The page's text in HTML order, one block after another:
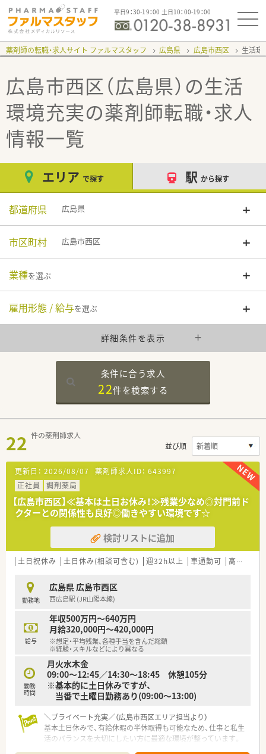
平日9：30-19：00 土日10：00-19：00
薬剤師の転職・求人サイト ファルマスタッフ 広島県 広島市西区 生活
広島市西区（広島県）の生活
環境充実の薬剤師転職・求人
情報一覧
エリア で探す 駅 から探す
都道府県 広島県
市区町村 広島市西区
業種を選ぶ
雇用形態 / 給与を選ぶ
詳細条件を表示
条件に合う求人
22件を検索する
22 件の薬剤師求人
並び順
更新日： 2026/08/07 薬剤師求人ID： 643997
正社員
調剤薬局
【広島市西区】≪基本は土日お休み！≫残業少なめ◎対門前ド
クターとの関係性も良好◎働きやすい環境です☆
検討リストに追加
土日祝休み 土日休み(相談可含む) 週32h以上 車通勤可 高給与(600万円以上)
勤務地
広島県 広島市西区
西広島駅 (JR山陽本線)
給与
年収500万円～640万円
月給320,000円～420,000円
※想定・平均残業、各種手当を含んだ総額
※経験・スキルなどにより異なる
勤務
時間
月火水木金
09:00～12:45／14:30～18:45 休憩105分
※基本的に土日休みですが、
当番で土曜日勤務あり(09:00～13:00)
＼プライベート充実／（広島市西区エリア担当より）
基本土日休みで、有給休暇の半休取得も可能なため、仕事と私生
活のバランスを大切にしたい方に最適な環境が整っています。